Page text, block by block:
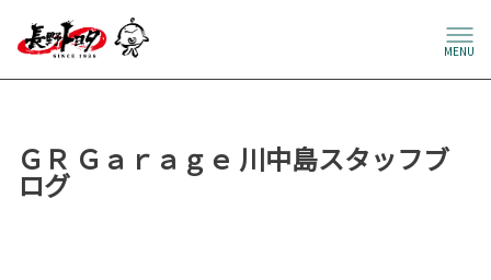
MENU
ＧＲ Ｇａｒａｇｅ 川中島スタッフブ
ログ